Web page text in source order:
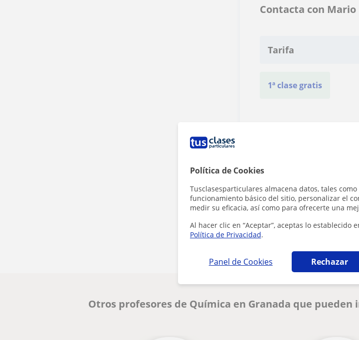
Política de Cookies
Tusclasesparticulares almacena datos, tales
funcionamiento básico del sitio, personalizar el
medir su eficacia, así como para ofrecerte una
Al hacer clic en “Aceptar”, aceptas lo establecido
Política de Privacidad.
Panel de Cookies Rechazar
Contacta con Mario
Tarifa
1ª clase gratis
¿Hay algún error en este
Otros profesores de Química en Granada que pueden